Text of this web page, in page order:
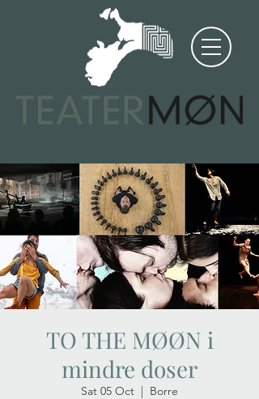
TO THE MØØN i
mindre doser
Sat 05 Oct
  |
Borre